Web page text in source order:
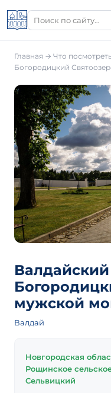
Главная → Что
Богородицкий
мужской
Валдай
Новгородская
Рощинское
Сельвицкий